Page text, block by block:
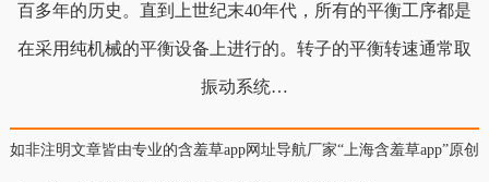
百多年的历史。直到上世纪末40年代，所有的平衡工序都是
在采用纯机械的平衡设备上进行的。转子的平衡转速通常取
振动系统…
如非注明文章皆由专业的含羞草app网址导航厂家“上海含羞草app”原创